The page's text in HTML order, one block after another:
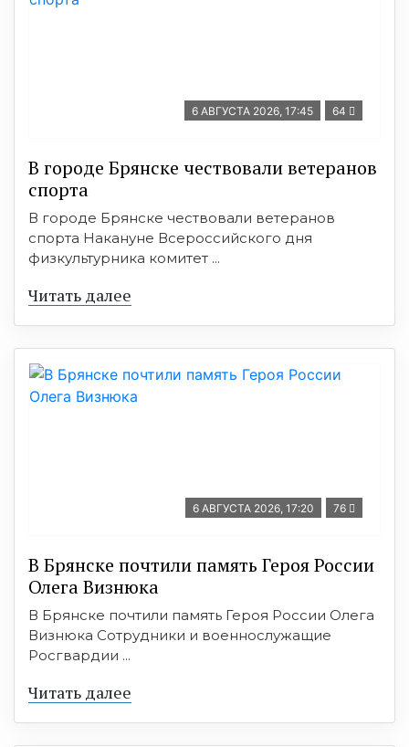
6 АВГУСТА 2026, 17:45 64
В городе Брянске чествовали ветеранов
спорта
В городе Брянске чествовали ветеранов
спорта Накануне Всероссийского дня
физкультурника комитет ...
Читать далее
6 АВГУСТА 2026, 17:20 76
В Брянске почтили память Героя России
Олега Визнюка
В Брянске почтили память Героя России Олега
Визнюка Сотрудники и военнослужащие
Росгвардии ...
Читать далее